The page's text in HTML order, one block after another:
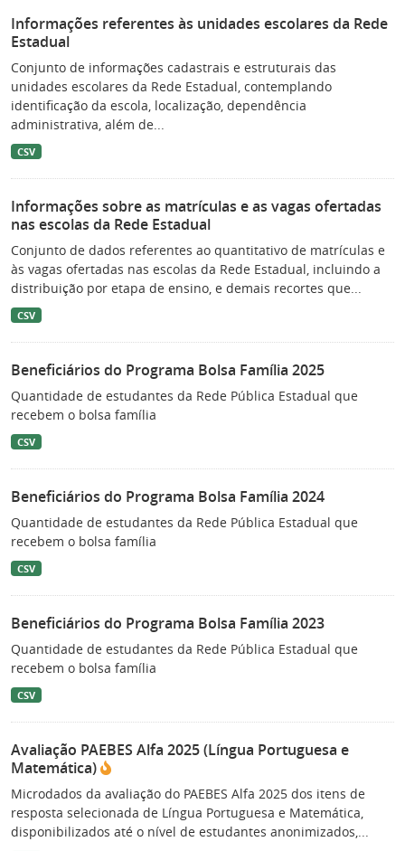
Informações referentes às unidades escolares da Rede
Estadual
Conjunto de informações cadastrais e estruturais das
unidades escolares da Rede Estadual, contemplando
identificação da escola, localização, dependência
administrativa, além de...
CSV
Informações sobre as matrículas e as vagas ofertadas
nas escolas da Rede Estadual
Conjunto de dados referentes ao quantitativo de matrículas e
às vagas ofertadas nas escolas da Rede Estadual, incluindo a
distribuição por etapa de ensino, e demais recortes que...
CSV
Beneficiários do Programa Bolsa Família 2025
Quantidade de estudantes da Rede Pública Estadual que
recebem o bolsa família
CSV
Beneficiários do Programa Bolsa Família 2024
Quantidade de estudantes da Rede Pública Estadual que
recebem o bolsa família
CSV
Beneficiários do Programa Bolsa Família 2023
Quantidade de estudantes da Rede Pública Estadual que
recebem o bolsa família
CSV
Avaliação PAEBES Alfa 2025 (Língua Portuguesa e
Matemática)
Microdados da avaliação do PAEBES Alfa 2025 dos itens de
resposta selecionada de Língua Portuguesa e Matemática,
disponibilizados até o nível de estudantes anonimizados,...